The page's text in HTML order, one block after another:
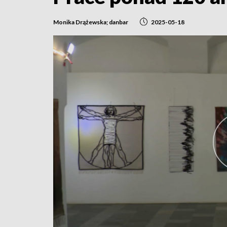
Monika Drążewska; danbar 2025-05-18